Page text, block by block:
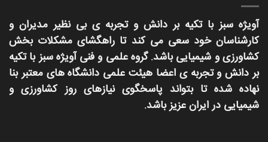
آویژه سبز با تکیه بر دانش و تجربه ی بی نظیر مدیران و
کارشناسان خود سعی می کند تا راهگشای مشکلات بخش
کشاورزی و شیمیایی باشد. گروه علمی و فنی آویژه سبز با تکیه
بر دانش و تجربه ی اعضا هیئت علمی دانشگاه های معتبر بنا
نهاده شده تا بتواند پاسخگوی نیازهای روز کشاورزی و
شیمیایی در ایران عزیز باشد.